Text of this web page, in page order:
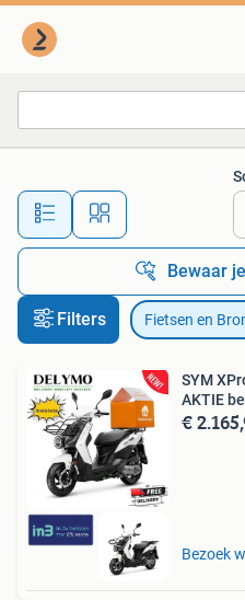
Alle
Bewaar
Filters Fietsen en
SYM
AKTIE
€
Bezoek